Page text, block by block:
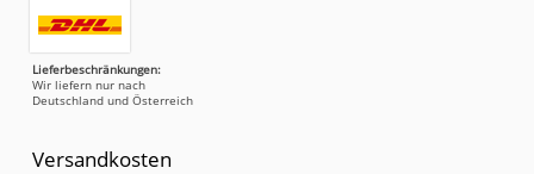
Lieferbeschränkungen:
Wir liefern nur nach
Deutschland und Österreich
Versandkosten